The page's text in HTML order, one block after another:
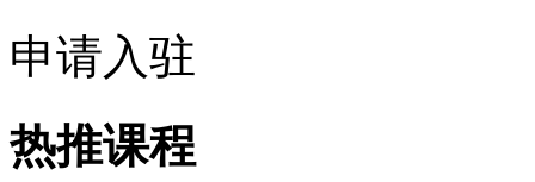
申请入驻
热推课程